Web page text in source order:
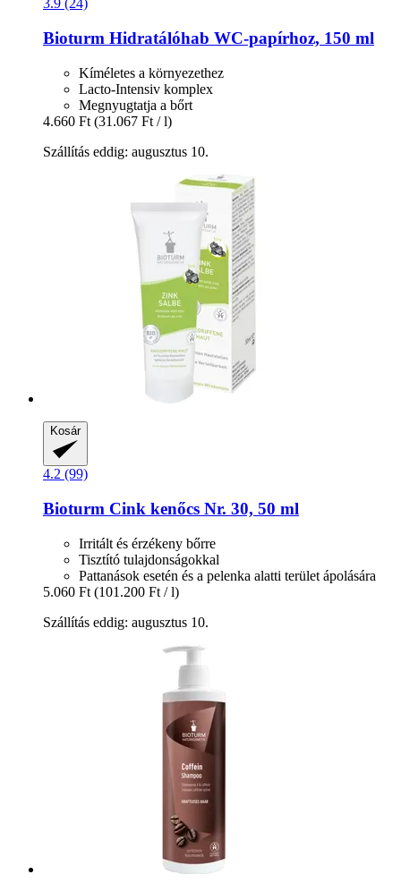
3.9 (24)
Bioturm Hidratálóhab WC-​papírhoz, 150 ml
Kíméletes a környezethez
Lacto-Intensiv komplex
Megnyugtatja a bőrt
4.660 Ft (31.067 Ft / l)
Szállítás eddig: augusztus 10.
Kosár
4.2 (99)
Bioturm Cink kenőcs Nr. 30, 50 ml
Irritált és érzékeny bőrre
Tisztító tulajdonságokkal
Pattanások esetén és a pelenka alatti terület ápolására
5.060 Ft (101.200 Ft / l)
Szállítás eddig: augusztus 10.